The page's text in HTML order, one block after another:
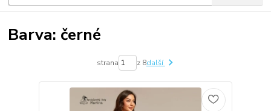
Barva: černé
strana z 8další